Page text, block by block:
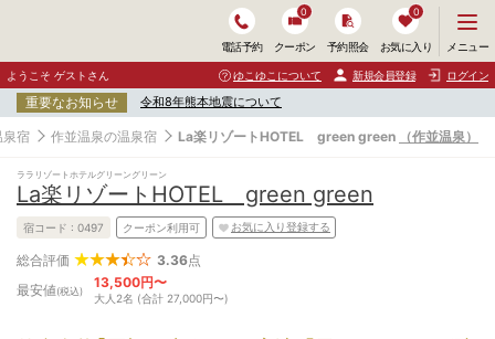
電話予約 クーポン
0
予約照会 お気に入り
0
ニ
ュ
ー
開
く
メニュー
ようこそ ゲストさん ゆこゆこについて 新規会員登録 ログイン
重要なお知らせ 令和8年熊本地震について
泉宿 作並温泉の温泉宿 La楽リゾートHOTEL green green （作並温泉）
ララリゾートホテルグリーングリーン
La楽リゾートHOTEL green green
宿コード : 0497 クーポン利用可 お気に入り登録する
総合評価 3.36点
最安値(税込)
13,500円〜
大人2名 (合計 27,000円〜)